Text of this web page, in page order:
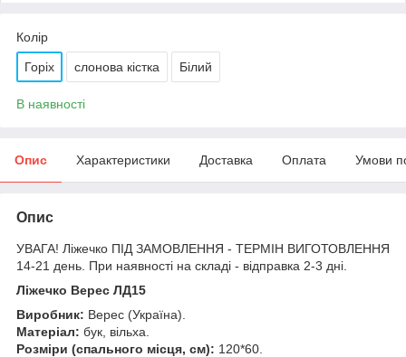
Колір
Горіх cлонова кістка Білий
В наявності
Опис Характеристики Доставка Оплата Умови
Опис
УВАГА! Ліжечко ПІД ЗАМОВЛЕННЯ - ТЕРМІН ВИГОТОВЛЕННЯ
14-21 день. При наявності на складі - відправка 2-3 дні.
Ліжечко Верес ЛД15
Виробник: Верес (Україна).
Матеріал: бук, вільха.
Розміри (спального місця, см): 120*60.